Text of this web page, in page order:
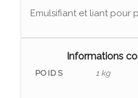
Emulsifiant et liant pour
Informations
POIDS 1 kg